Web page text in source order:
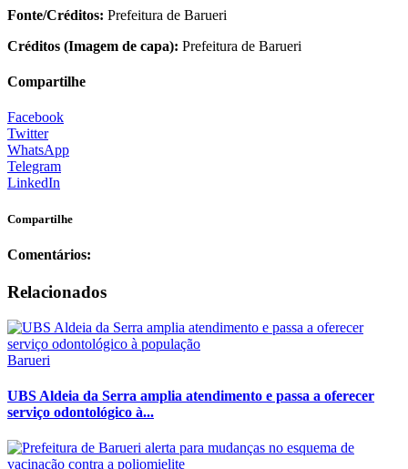
Fonte/Créditos: Prefeitura de Barueri
Créditos (Imagem de capa): Prefeitura de Barueri
Compartilhe
Facebook
Twitter
WhatsApp
Telegram
LinkedIn
Compartilhe
Comentários:
Relacionados
Barueri
UBS Aldeia da Serra amplia atendimento e passa a oferecer
serviço odontológico à...